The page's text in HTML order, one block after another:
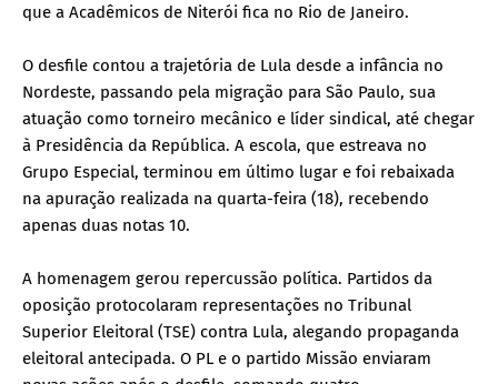
que a Acadêmicos de Niterói fica no Rio de Janeiro.
O desfile contou a trajetória de Lula desde a infância no
Nordeste, passando pela migração para São Paulo, sua
atuação como torneiro mecânico e líder sindical, até chegar
à Presidência da República. A escola, que estreava no
Grupo Especial, terminou em último lugar e foi rebaixada
na apuração realizada na quarta-feira (18), recebendo
apenas duas notas 10.
A homenagem gerou repercussão política. Partidos da
oposição protocolaram representações no Tribunal
Superior Eleitoral (TSE) contra Lula, alegando propaganda
eleitoral antecipada. O PL e o partido Missão enviaram